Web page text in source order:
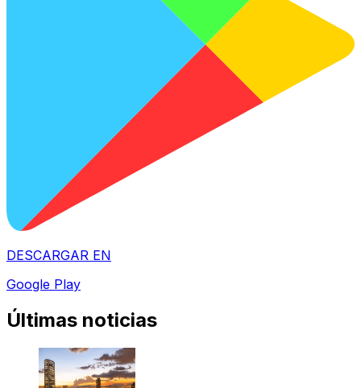
DESCARGAR EN
Google Play
Últimas noticias